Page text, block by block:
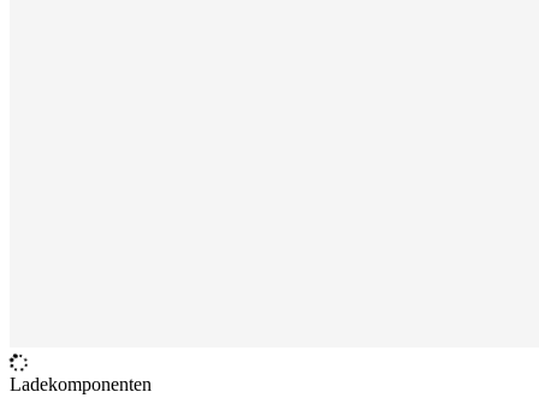
Ladekomponenten